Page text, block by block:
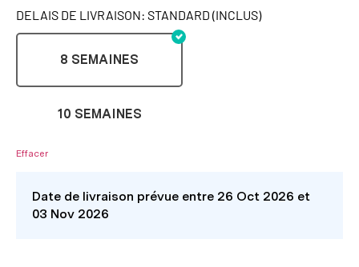
DELAIS DE LIVRAISON: STANDARD (INCLUS)
8 SEMAINES
10 SEMAINES
Effacer
Date de livraison prévue entre 26 Oct 2026 et
03 Nov 2026